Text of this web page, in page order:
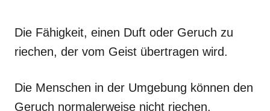
Die Fähigkeit, einen Duft oder Geruch zu
riechen, der vom Geist übertragen wird.
Die Menschen in der Umgebung können den
Geruch normalerweise nicht riechen.